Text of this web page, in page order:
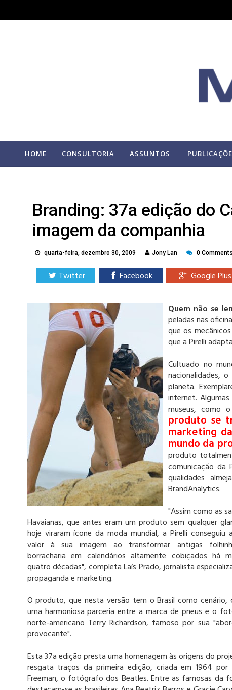
HOME CONSULTORIA ASSUNTOS
Branding: 37a edição do
imagem da companhia
quarta-feira, dezembro 30, 2009 Jony Lan 0 Comments
Twitter Facebook Google Plus
Quem não se
peladas nas
que os
que a Pirelli
Cultuado no
nacionalidades,
planeta.
internet.
museus, como
produto se
marketing
mundo da
produto
comunicação da
qualidades
BrandAnalytics.
"Assim como as
Havaianas, que antes eram um produto sem qualquer
hoje viraram ícone da moda mundial, a Pirelli conseguiu
valor à sua imagem ao transformar antigas
borracharia em calendários altamente cobiçados há
quatro décadas", completa Laís Prado, jornalista
propaganda e marketing.
O produto, que nesta versão tem o Brasil como cenário,
uma harmoniosa parceria entre a marca de pneus e o
norte-americano Terry Richardson, famoso por sua
provocante".
Esta 37a edição presta uma homenagem às origens do
resgata traços da primeira edição, criada em 1964 por
Freeman, o fotógrafo dos Beatles. Entre as famosas da